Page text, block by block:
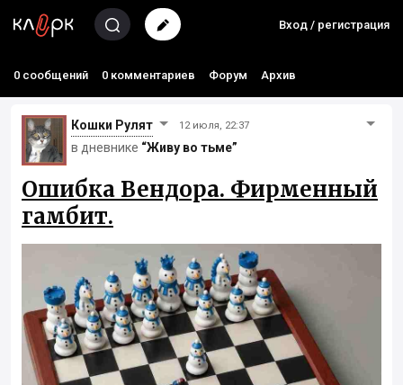
Вход / регистрация
0 сообщений 0 комментариев Форум Архив
Кошки Рyлят 12 июля, 22:37
в дневнике “Живу во тьме”
Ошибка Вендора. Фирменный
гамбит.